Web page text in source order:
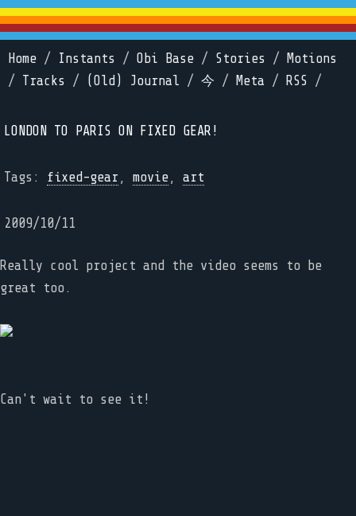
Home / Instants / Obi Base / Stories /
Motions
/ Tracks / (Old) Journal / 今 / Meta / RSS /
LONDON TO PARIS ON FIXED GEAR!
Tags: fixed-gear, movie, art
2009/10/11
Really cool project and the video seems to be
great too.
Can't wait to see it!